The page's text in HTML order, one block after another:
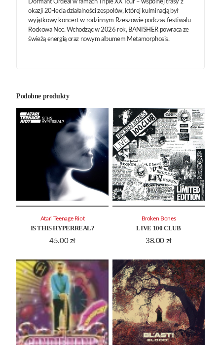
Dormant Ordeal w ramach Triple XX Tour – wspólnej trasy z
okazji 20-lecia działalności zespołów, której kulminacją był
wyjątkowy koncert w rodzinnym Rzeszowie podczas festiwalu
Rockowa Noc. Wchodząc w 2026 rok, BANISHER powraca ze
świeżą energią oraz nowym albumem Metamorphosis.
Podobne produkty
IS THIS HYPERREAL?
45.00 zł
Atari Teenage Riot
LIVE 100 CLUB
38.00 zł
Broken Bones